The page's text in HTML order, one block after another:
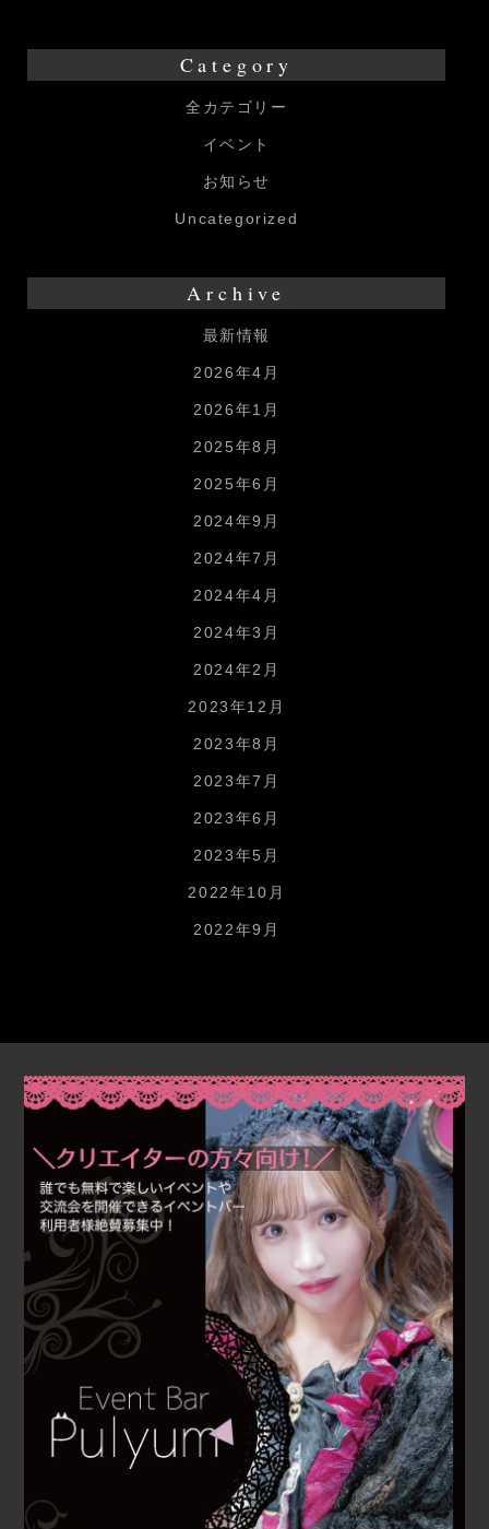
Category
全カテゴリー
イベント
お知らせ
Uncategorized
Archive
最新情報
2026年4月
2026年1月
2025年8月
2025年6月
2024年9月
2024年7月
2024年4月
2024年3月
2024年2月
2023年12月
2023年8月
2023年7月
2023年6月
2023年5月
2022年10月
2022年9月